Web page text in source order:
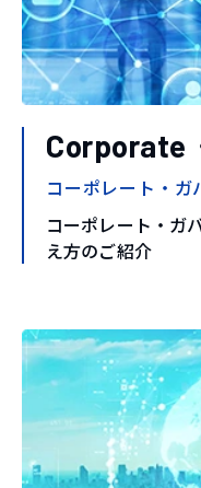
Corporate
コーポレート・ガ
コーポレート・ガ
え方のご紹介